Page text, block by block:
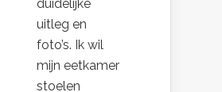
duidelijke
uitleg en
foto’s. Ik wil
mijn eetkamer
stoelen